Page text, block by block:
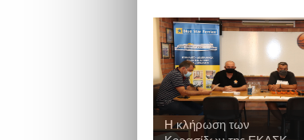
Η κλήρωση των